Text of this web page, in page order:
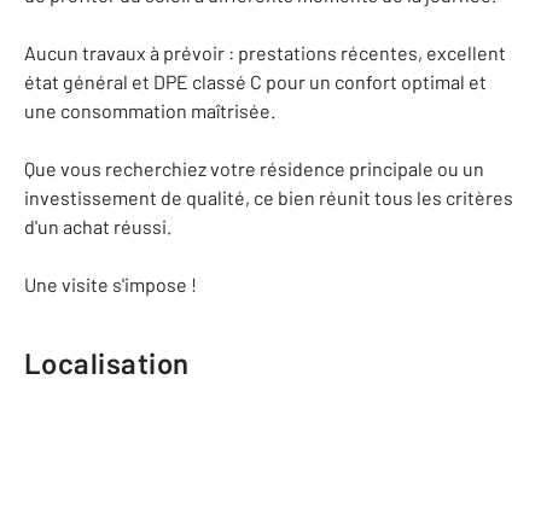
Aucun travaux à prévoir : prestations récentes, excellent
état général et DPE classé C pour un confort optimal et
une consommation maîtrisée.
Que vous recherchiez votre résidence principale ou un
investissement de qualité, ce bien réunit tous les critères
d'un achat réussi.
Une visite s'impose !
Localisation